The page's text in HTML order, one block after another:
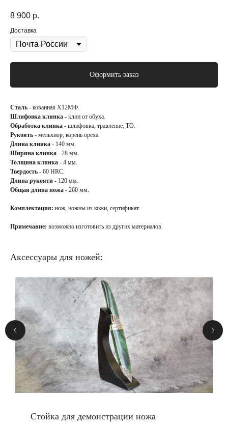
8 900 р.
Доставка
Оформить заказ
Сталь - кованная Х12МФ.
Шлифовка клинка - клин от обуха.
Обработка клинка - шлифовка, травление, ТО.
Рукоять - мельхиор, корень ореха.
Длина клинка - 140 мм.
Ширина клинка - 28 мм.
Толщина клинка - 4 мм.
Твердость - 60 HRC.
Длина рукояти - 120 мм.
Общая длина ножа - 260 мм.
Комплектация: нож, ножны из кожи, сертификат.
Примечание: возможно изготовить из других материалов.
Аксессуары для ножей:
Стойка для демонстрации ножа